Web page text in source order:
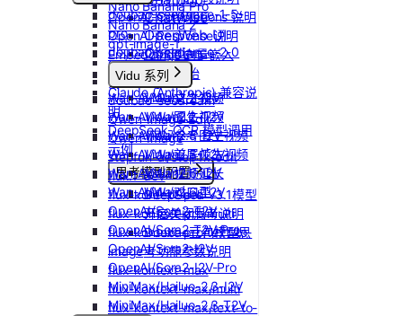
ChatWise
OpenWeb UI
Obsidian
OpenAI-Completions 说明
OpenAI-Response说明
Embeddings 向量嵌入
Gemini 快速开始
Claude (Anthropic) 兼容说
明
DeepSeek-OCR 模型调用
示例
思考模型配置
DeepSeek V3.1模型
开启关闭思考说明
Doubao豆包模型思
考功能参数说明
Nano Banana Pro
Nano Banana 2
gpt-image-1
gpt-image-1.5
gpt-image-2
doubao-seedream
Qwen-Image-Edit
Qwen-Image
stepfun-ai/step1x-edit
flux.1-dev
flux-kontext-pro
flux-kontext-pro/multi
flux-kontext-pro/text-to-
image
flux-kontext-max
flux-kontext-max/multi
flux-kontext-max/text-to-
doubao-seedance-1-5-
pro
doubao-seedance-2-0
Vidu 系列
Vidu/文生视频
Vidu/图生视频
Vidu/参考图生视频
Vidu/首尾帧生视频
Vidu/视频延长
Vidu/对口型
Wan-AI/Wan2.2-I2V
Wan-AI/Wan2.2-T2V
Wan-AI/Wan2.5-I2V
Wan-AI/Wan2.5-T2V
Wan-AI/Wan2.6-I2V
Wan-AI/Wan2.6-T2V
OpenAI/Sora2-T2V
OpenAI/Sora2-T2V-Pro
OpenAI/Sora2-I2V
OpenAI/Sora2-I2V-Pro
MiniMax/Hailuo-2.3-I2V
MiniMax/Hailuo-2.3-T2V